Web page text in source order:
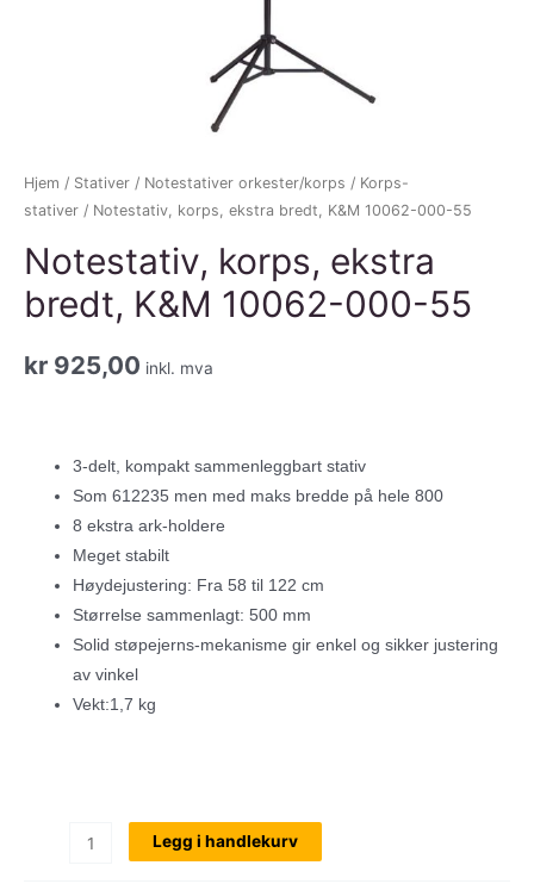
Hjem / Stativer / Notestativer orkester/korps / Korps-
stativer / Notestativ, korps, ekstra bredt, K&M 10062-000-55
Notestativ, korps, ekstra
bredt, K&M 10062-000-55
kr 925,00 inkl. mva
3-delt, kompakt sammenleggbart stativ
Som 612235 men med maks bredde på hele 800
8 ekstra ark-holdere
Meget stabilt
Høydejustering: Fra 58 til 122 cm
Størrelse sammenlagt: 500 mm
Solid støpejerns-mekanisme gir enkel og sikker justering
av vinkel
Vekt:1,7 kg
Notestativ,
Legg i handlekurv